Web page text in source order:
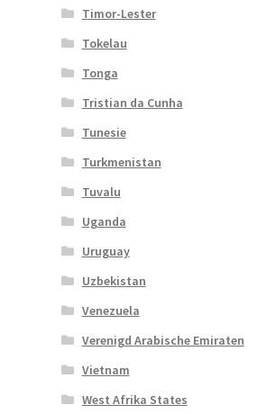
Timor-Lester
Tokelau
Tonga
Tristian da Cunha
Tunesie
Turkmenistan
Tuvalu
Uganda
Uruguay
Uzbekistan
Venezuela
Verenigd Arabische Emiraten
Vietnam
West Afrika States